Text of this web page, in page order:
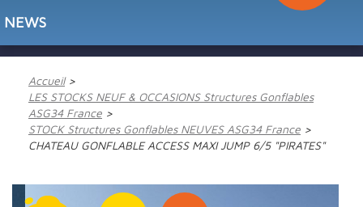
NEWS
Accueil
LES STOCKS NEUF & OCCASIONS Structures Gonflables
ASG34 France
STOCK Structures Gonflables NEUVES ASG34 France
CHATEAU GONFLABLE ACCESS MAXI JUMP 6/5 "PIRATES"